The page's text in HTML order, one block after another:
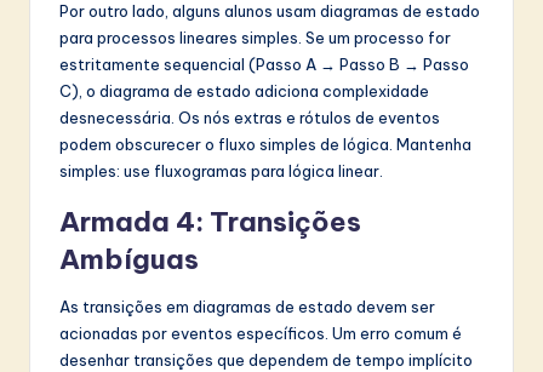
Por outro lado, alguns alunos usam diagramas de estado
para processos lineares simples. Se um processo for
estritamente sequencial (Passo A → Passo B → Passo
C), o diagrama de estado adiciona complexidade
desnecessária. Os nós extras e rótulos de eventos
podem obscurecer o fluxo simples de lógica. Mantenha
simples: use fluxogramas para lógica linear.
Armada 4: Transições
Ambíguas
As transições em diagramas de estado devem ser
acionadas por eventos específicos. Um erro comum é
desenhar transições que dependem de tempo implícito